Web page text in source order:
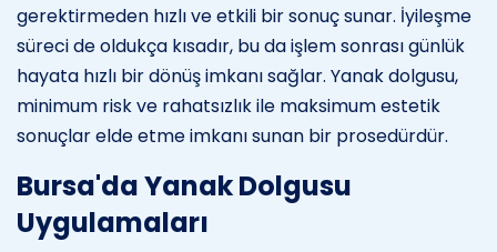
gerektirmeden hızlı ve etkili bir sonuç sunar. İyileşme
süreci de oldukça kısadır, bu da işlem sonrası günlük
hayata hızlı bir dönüş imkanı sağlar. Yanak dolgusu,
minimum risk ve rahatsızlık ile maksimum estetik
sonuçlar elde etme imkanı sunan bir prosedürdür.
Bursa'da Yanak Dolgusu
Uygulamaları